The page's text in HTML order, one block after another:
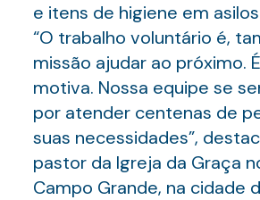
e itens de higiene em
“O trabalho voluntário é,
missão ajudar ao próximo.
motiva. Nossa equipe se
por atender centenas de
suas necessidades”,
pastor da Igreja da Graça
Campo Grande, na cidade